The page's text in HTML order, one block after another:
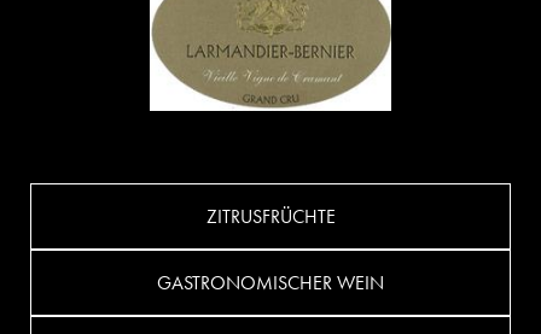
ZITRUSFRÜCHTE
GASTRONOMISCHER WEIN